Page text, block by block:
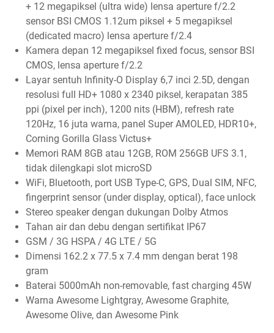
+ 12 megapiksel (ultra wide) lensa aperture f/2.2
sensor BSI CMOS 1.12um piksel + 5 megapiksel
(dedicated macro) lensa aperture f/2.4
Kamera depan 12 megapiksel fixed focus, sensor BSI
CMOS, lensa aperture f/2.2
Layar sentuh Infinity-O Display 6,7 inci 2.5D, dengan
resolusi full HD+ 1080 x 2340 piksel, kerapatan 385
ppi (pixel per inch), 1200 nits (HBM), refresh rate
120Hz, 16 juta warna, panel Super AMOLED, HDR10+,
Corning Gorilla Glass Victus+
Memori RAM 8GB atau 12GB, ROM 256GB UFS 3.1,
tidak dilengkapi slot microSD
WiFi, Bluetooth, port USB Type-C, GPS, Dual SIM, NFC,
fingerprint sensor (under display, optical), face unlock
Stereo speaker dengan dukungan Dolby Atmos
Tahan air dan debu dengan sertifikat IP67
GSM / 3G HSPA / 4G LTE / 5G
Dimensi 162.2 x 77.5 x 7.4 mm dengan berat 198
gram
Baterai 5000mAh non-removable, fast charging 45W
Warna Awesome Lightgray, Awesome Graphite,
Awesome Olive, dan Awesome Pink